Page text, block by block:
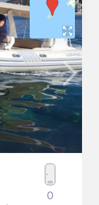
0